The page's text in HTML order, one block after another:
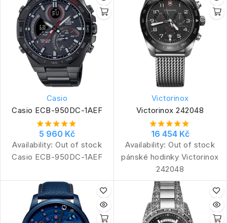
Casio
Casio ECB-950DC-1AEF
5 960 Kč
Availability: Out of stock
Casio ECB-950DC-1AEF
Victorinox
Victorinox 242048
16 454 Kč
Availability: Out of stock
pánské hodinky Victorinox
242048